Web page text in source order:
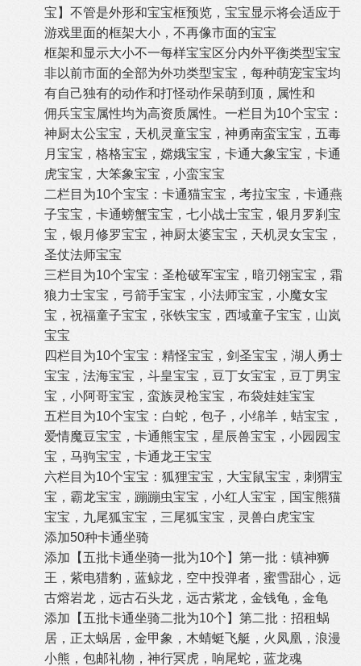
宝】不管是外形和宝宝框预览，宝宝显示将会适应于
游戏里面的框架大小，不再像市面的宝宝
框架和显示大小不一每样宝宝区分内外平衡类型宝宝
非以前市面的全部为外功类型宝宝，每种萌宠宝宝均
有自己独有的动作和打怪动作呆萌到顶，属性和
佣兵宝宝属性均为高资质属性。一栏目为10个宝宝：
神厨太公宝宝，天机灵童宝宝，神勇南蛮宝宝，五毒
月宝宝，格格宝宝，嫦娥宝宝，卡通大象宝宝，卡通
虎宝宝，大笨象宝宝，小蛮宝宝
二栏目为10个宝宝：卡通猫宝宝，考拉宝宝，卡通燕
子宝宝，卡通螃蟹宝宝，七小战士宝宝，银月罗刹宝
宝，银月修罗宝宝，神厨太婆宝宝，天机灵女宝宝，
圣仗法师宝宝
三栏目为10个宝宝：圣枪破军宝宝，暗刃翎宝宝，霜
狼力士宝宝，弓箭手宝宝，小法师宝宝，小魔女宝
宝，祝福童子宝宝，张铁宝宝，西域童子宝宝，山岚
宝宝
四栏目为10个宝宝：精怪宝宝，剑圣宝宝，湖人勇士
宝宝，法海宝宝，斗皇宝宝，豆丁女宝宝，豆丁男宝
宝，小阿哥宝宝，蛮族灵枪宝宝，布袋娃娃宝宝
五栏目为10个宝宝：白蛇，包子，小绵羊，蛣宝宝，
爱情魔豆宝宝，卡通熊宝宝，星辰兽宝宝，小园园宝
宝，马驹宝宝，卡通龙王宝宝
六栏目为10个宝宝：狐狸宝宝，大宝鼠宝宝，刺猬宝
宝，霸龙宝宝，蹦蹦虫宝宝，小红人宝宝，国宝熊猫
宝宝，九尾狐宝宝，三尾狐宝宝，灵兽白虎宝宝
添加50种卡通坐骑
添加【五批卡通坐骑一批为10个】第一批：镇神狮
王，紫电猎豹，蓝鲸龙，空中投弹者，蜜雪甜心，远
古熔岩龙，远古石头龙，远古紫龙，金钱龟，金龟
添加【五批卡通坐骑二批为10个】第二批：招租蜗
居，正太蜗居，金甲象，木蜻蜓飞艇，火凤凰，浪漫
小熊，包邮礼物，神行冥虎，响尾蛇，蓝龙魂